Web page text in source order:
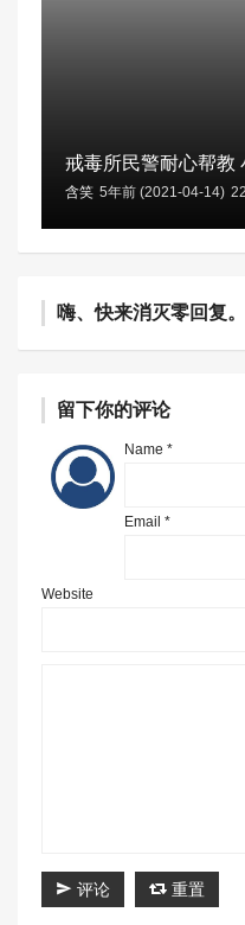
戒毒所民警耐心帮教
含笑 5年前 (2021-04-14)
嗨、快来消灭零回复。
留下你的评论
Name *
Email *
Website
评论 重置